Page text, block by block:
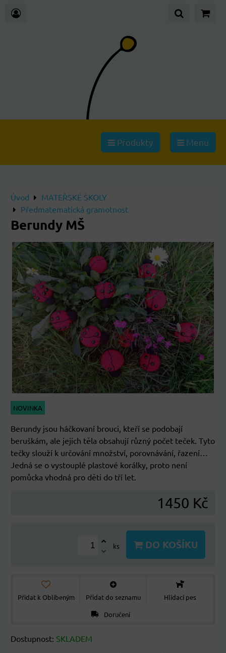
Produkty Menu
Úvod
MATEŘSKÉ ŠKOLY
Předmatematická gramotnost
Berundy MŠ
NOVINKA
Berundy jsou háčkovaní brouci, kteří se podobají
beruškám, ale jejich těla obsahují různý počet teček. Tyto
tečky slouží k určování množství, porovnávání, řazení…
Jedná se o vystouplé plastové korálky, proto není
pomůcka vhodná pro děti do tří let.
1450 Kč
ks DO KOŠÍKU
Přidat k Oblíbeným Přidat do seznamu
Hlídací pes
Doručení
Dostupnost: SKLADEM